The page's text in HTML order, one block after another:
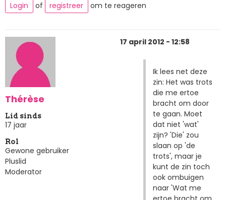
Login
of registreer om te reageren
Thérèse
Lid sinds
17 jaar
Rol
Gewone gebruiker
Pluslid
Moderator
17 april 2012 - 12:58
Ik lees net deze
zin: Het was trots
die me ertoe
bracht om door
te gaan. Moet
dat niet 'wat'
zijn? 'Die' zou
slaan op 'de
trots', maar je
kunt de zin toch
ook ombuigen
naar 'Wat me